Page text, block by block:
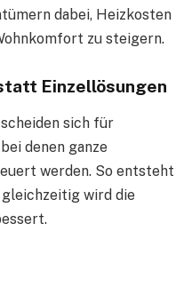
dabei, Heizkosten
zu steigern.
Einzellösungen
sich für
denen ganze
werden. So entsteht
wird die